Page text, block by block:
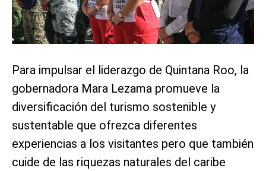
Para impulsar el liderazgo de Quintana Roo, la
gobernadora Mara Lezama promueve la
diversificación del turismo sostenible y
sustentable que ofrezca diferentes
experiencias a los visitantes pero que también
cuide de las riquezas naturales del caribe